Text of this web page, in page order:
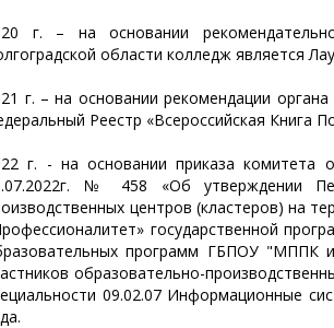
г. – на основании
области колледж является
г. – на основании рекомендации
Реестр «Всероссийская Книга
г. - на основании приказа комитета
№ 458 «Об утверждении
центров (кластеров) на
государственной
программ ГБПОУ "МППК
образовательно-
09.02.07 Информационные